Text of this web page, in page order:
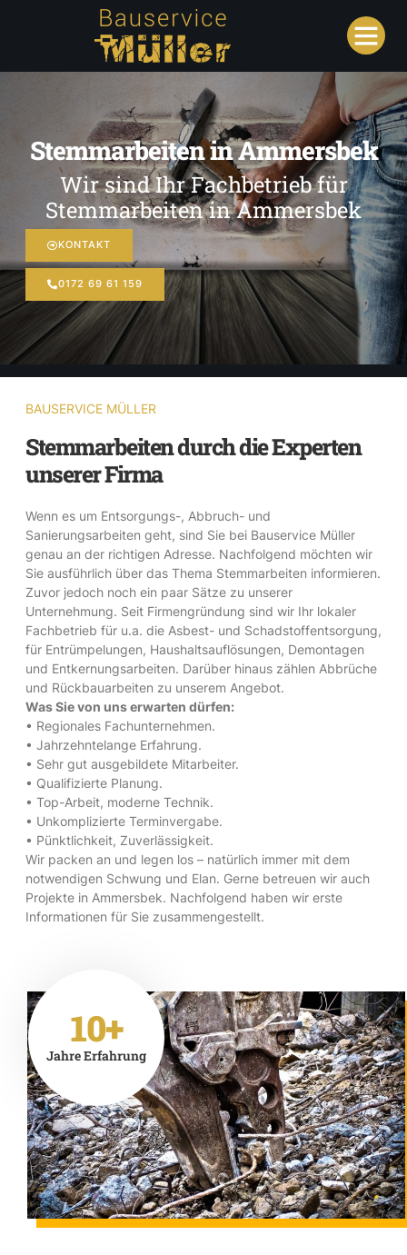
Stemmarbeiten in Ammersbek
Wir sind Ihr Fachbetrieb für
Stemmarbeiten in Ammersbek
KONTAKT
0172 69 61 159
BAUSERVICE MÜLLER
Stemmarbeiten durch die Experten
unserer Firma
Wenn es um Entsorgungs-, Abbruch- und
Sanierungsarbeiten geht, sind Sie bei Bauservice Müller
genau an der richtigen Adresse. Nachfolgend möchten wir
Sie ausführlich über das Thema Stemmarbeiten informieren.
Zuvor jedoch noch ein paar Sätze zu unserer
Unternehmung. Seit Firmengründung sind wir Ihr lokaler
Fachbetrieb für u.a. die Asbest- und Schadstoffentsorgung,
für Entrümpelungen, Haushaltsauflösungen, Demontagen
und Entkernungsarbeiten. Darüber hinaus zählen Abbrüche
und Rückbauarbeiten zu unserem Angebot.
Was Sie von uns erwarten dürfen:
• Regionales Fachunternehmen.
• Jahrzehntelange Erfahrung.
• Sehr gut ausgebildete Mitarbeiter.
• Qualifizierte Planung.
• Top-Arbeit, moderne Technik.
• Unkomplizierte Terminvergabe.
• Pünktlichkeit, Zuverlässigkeit.
Wir packen an und legen los – natürlich immer mit dem
notwendigen Schwung und Elan. Gerne betreuen wir auch
Projekte in Ammersbek. Nachfolgend haben wir erste
Informationen für Sie zusammengestellt.
10+
Jahre Erfahrung